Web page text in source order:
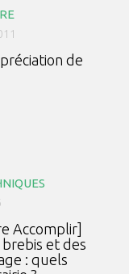
de
Accomplir]
brebis et des
: quels